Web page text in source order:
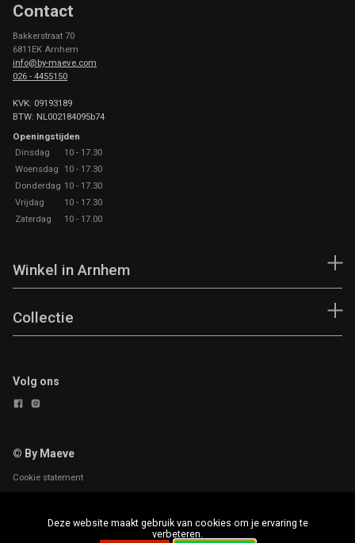
Contact
Bakkerstraat 70
6811EK Arnhem
info@by-maeve.com
026 - 4455150
KVK: 09193189
BTW: NL002184095b74
Openingstijden
Dinsdag
10 - 17.30
Woensdag
10 - 17.30
Donderdag 10 - 17.30
Vrijdag
10 - 17.30
Zaterdag
10 - 17.00
Winkel in Arnhem
Collectie
Volg ons
© By Maeve
Cookie statement
Deze website maakt gebruik van cookies om je ervaring te
verbeteren.